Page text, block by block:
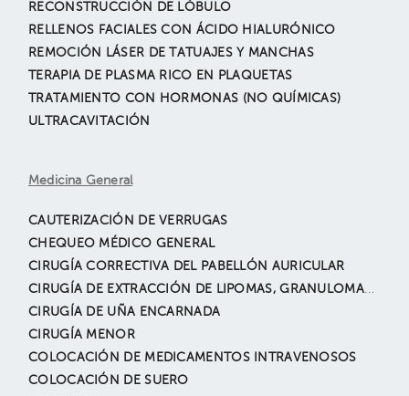
RECONSTRUCCIÓN DE LÓBULO
RELLENOS FACIALES CON ÁCIDO HIALURÓNICO
REMOCIÓN LÁSER DE TATUAJES Y MANCHAS
TERAPIA DE PLASMA RICO EN PLAQUETAS
TRATAMIENTO CON HORMONAS (NO QUÍMICAS)
ULTRACAVITACIÓN
Medicina General
CAUTERIZACIÓN DE VERRUGAS
CHEQUEO MÉDICO GENERAL
CIRUGÍA CORRECTIVA DEL PABELLÓN AURICULAR
CIRUGÍA DE EXTRACCIÓN DE LIPOMAS, GRANULOMAS, QUISTE SEBÁCEO
CIRUGÍA DE UÑA ENCARNADA
CIRUGÍA MENOR
COLOCACIÓN DE MEDICAMENTOS INTRAVENOSOS
COLOCACIÓN DE SUERO